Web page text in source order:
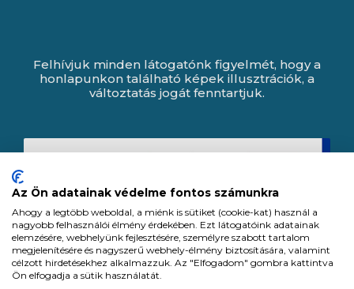
Felhívjuk minden látogatónk figyelmét, hogy a
honlapunkon található képek illusztrációk, a
változtatás jogát fenntartjuk.
Az Ön adatainak védelme fontos számunkra
Ahogy a legtöbb weboldal, a miénk is sütiket (cookie-kat) használ a
nagyobb felhasználói élmény érdekében. Ezt látogatóink adatainak
elemzésére, webhelyünk fejlesztésére, személyre szabott tartalom
megjelenítésére és nagyszerű webhely-élmény biztosítására, valamint
célzott hirdetésekhez alkalmazzuk. Az "Elfogadom" gombra kattintva
Ön elfogadja a sütik használatát.